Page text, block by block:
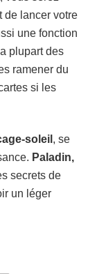
de lancer votre
une fonction
plupart des
ramener du
si les
soleil , se
Paladin,
secrets de
un léger